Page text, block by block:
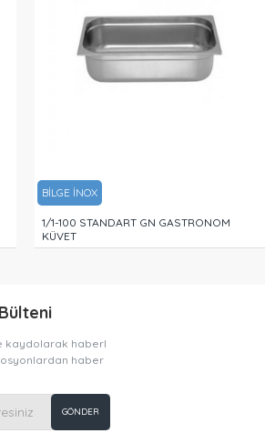
BİLGE İNOX
1/1-100 STANDART GN GASTRONOM
KÜVET
kaydolarak haberl
haber
GÖNDER